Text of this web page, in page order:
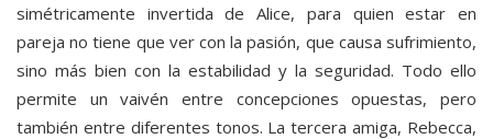
simétricamente invertida de Alice, para quien estar en
pareja no tiene que ver con la pasión, que causa sufrimiento,
sino más bien con la estabilidad y la seguridad. Todo ello
permite un vaivén entre concepciones opuestas, pero
también entre diferentes tonos. La tercera amiga, Rebecca,